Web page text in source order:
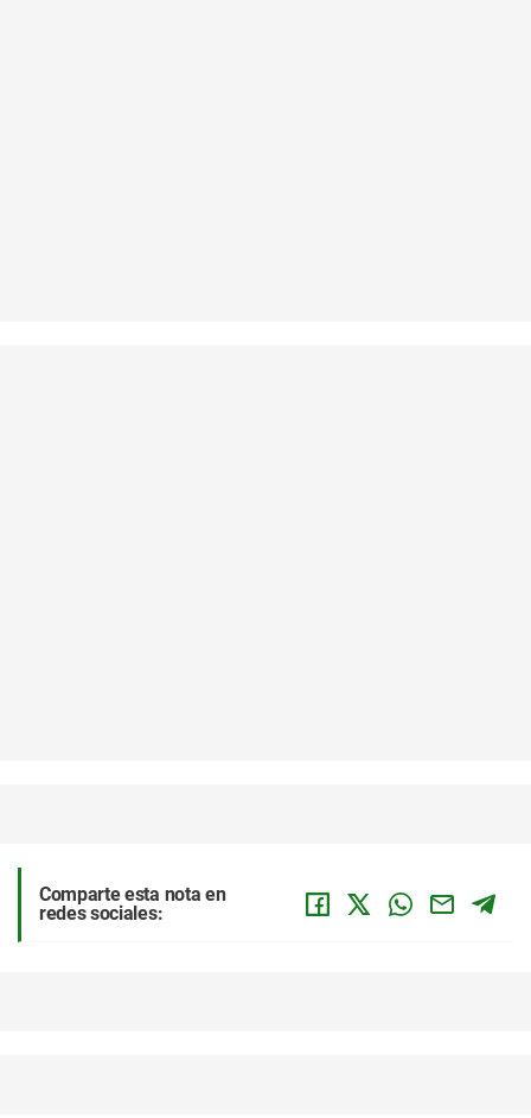
Comparte esta nota en
redes sociales: